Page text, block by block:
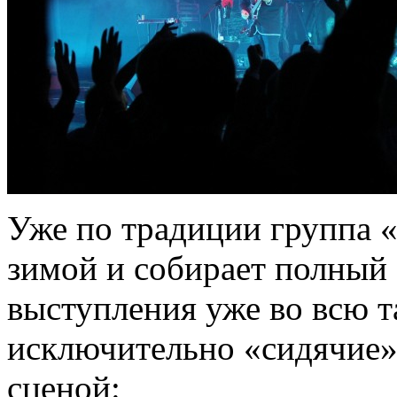
Уже по традиции группа
зимой и собирает полный
выступления уже во всю
исключительно
сценой: